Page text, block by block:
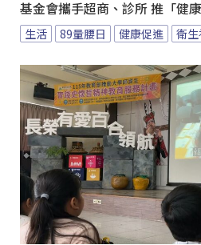
基金會攜手超商、診所 推「健
生活 89量腰日 健康促進 衛